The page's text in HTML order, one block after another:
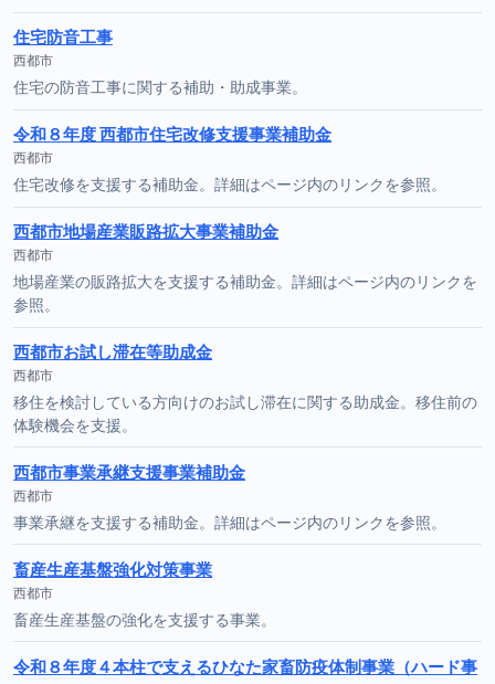
住宅防音工事
西都市
住宅の防音工事に関する補助・助成事業。
令和８年度 西都市住宅改修支援事業補助金
西都市
住宅改修を支援する補助金。詳細はページ内のリンクを参照。
西都市地場産業販路拡大事業補助金
西都市
地場産業の販路拡大を支援する補助金。詳細はページ内のリンクを
参照。
西都市お試し滞在等助成金
西都市
移住を検討している方向けのお試し滞在に関する助成金。移住前の
体験機会を支援。
西都市事業承継支援事業補助金
西都市
事業承継を支援する補助金。詳細はページ内のリンクを参照。
畜産生産基盤強化対策事業
西都市
畜産生産基盤の強化を支援する事業。
令和８年度４本柱で支えるひなた家畜防疫体制事業（ハード事